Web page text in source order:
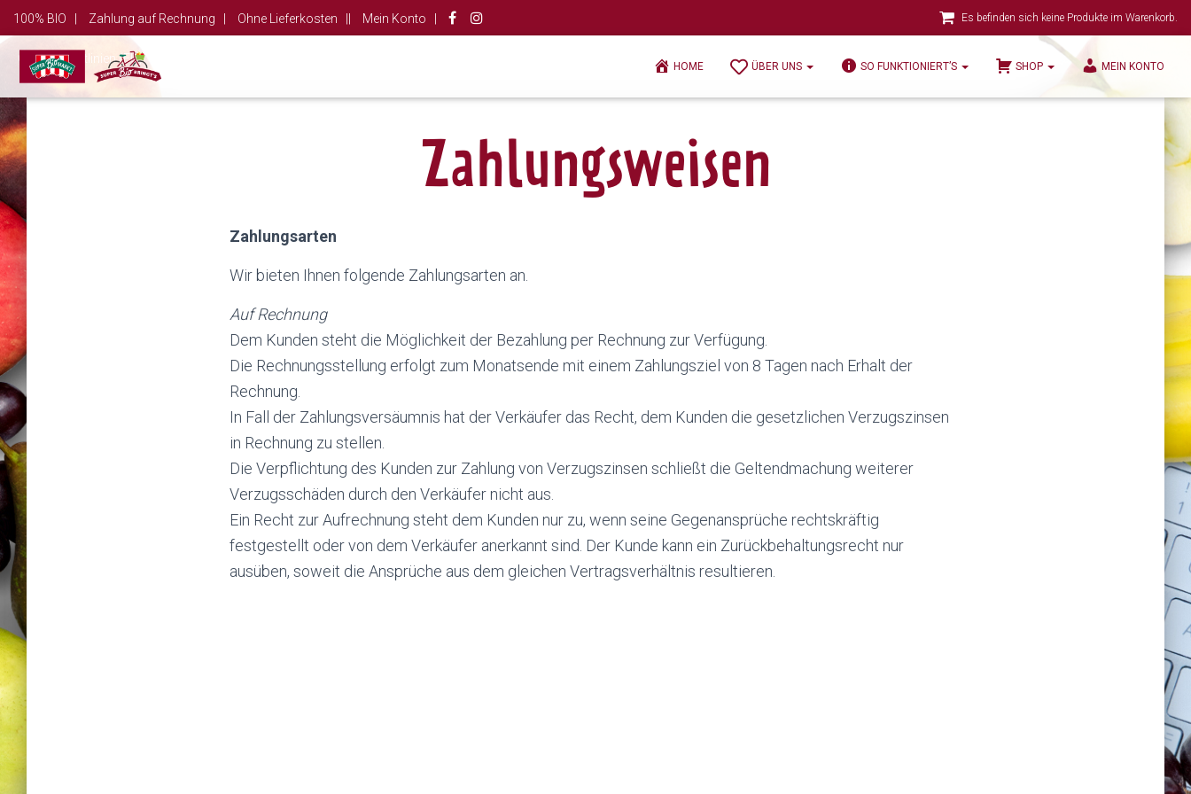
Es befinden sich keine Produkte im Warenkorb.
100% BIO | Zahlung auf Rechnung | Ohne Lieferkosten || Mein Konto |
Cookie Richtlinien (EU)
HOME ÜBER UNS SO FUNKTIONIERT’S SHOP MEIN KONTO
Zahlungsweisen
Zahlungsarten
Wir bieten Ihnen folgende Zahlungsarten an.
Auf Rechnung
Dem Kunden steht die Möglichkeit der Bezahlung per Rechnung zur Verfügung.
Die Rechnungsstellung erfolgt zum Monatsende mit einem Zahlungsziel von 8 Tagen nach Erhalt der
Rechnung.
In Fall der Zahlungsversäumnis hat der Verkäufer das Recht, dem Kunden die gesetzlichen Verzugszinsen
in Rechnung zu stellen.
Die Verpflichtung des Kunden zur Zahlung von Verzugszinsen schließt die Geltendmachung weiterer
Verzugsschäden durch den Verkäufer nicht aus.
Ein Recht zur Aufrechnung steht dem Kunden nur zu, wenn seine Gegenansprüche rechtskräftig
festgestellt oder von dem Verkäufer anerkannt sind. Der Kunde kann ein Zurückbehaltungsrecht nur
ausüben, soweit die Ansprüche aus dem gleichen Vertragsverhältnis resultieren.